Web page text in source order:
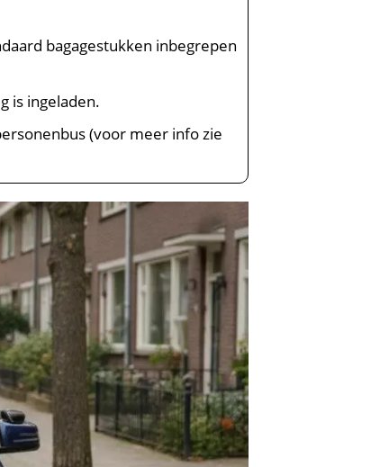
bagagestukken inbegrepen
is ingeladen.
(voor meer info zie